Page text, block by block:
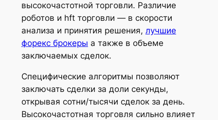
высокочастотной торговли. Различие
роботов и hft торговли — в скорости
анализа и принятия решения, лучшие
форекс брокеры а также в объеме
заключаемых сделок.
Специфические алгоритмы позволяют
заключать сделки за доли секунды,
открывая сотни/тысячи сделок за день.
Высокочастотная торговля сильно влияет